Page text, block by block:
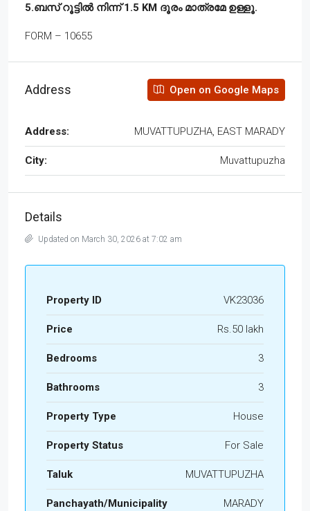
5.ബസ് റൂട്ടിൽ നിന്ന് 1.5 KM ദൂരം മാത്രമേ ഉള്ളൂ.
FORM – 10655
Address Open on Google Maps
Address: MUVATTUPUZHA, EAST MARADY
City: Muvattupuzha
Details
Updated on March 30, 2026 at 7:02 am
Property ID VK23036
Price Rs.50 lakh
Bedrooms 3
Bathrooms 3
Property Type House
Property Status For Sale
Taluk MUVATTUPUZHA
Panchayath/Municipality MARADY